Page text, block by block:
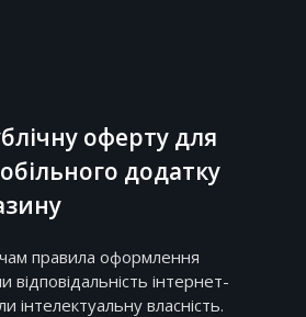
оферту для
додатку
правила оформлення
інтернет-
інтелектуальну власність.